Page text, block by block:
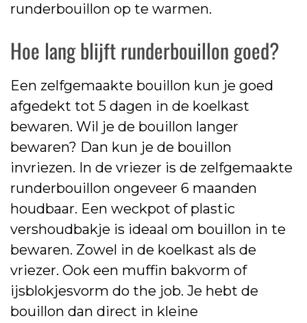
runderbouillon op te warmen.
Hoe lang blijft runderbouillon goed?
Een zelfgemaakte bouillon kun je goed
afgedekt tot 5 dagen in de koelkast
bewaren. Wil je de bouillon langer
bewaren? Dan kun je de bouillon
invriezen. In de vriezer is de zelfgemaakte
runderbouillon ongeveer 6 maanden
houdbaar. Een weckpot of plastic
vershoudbakje is ideaal om bouillon in te
bewaren. Zowel in de koelkast als de
vriezer. Ook een muffin bakvorm of
ijsblokjesvorm do the job. Je hebt de
bouillon dan direct in kleine